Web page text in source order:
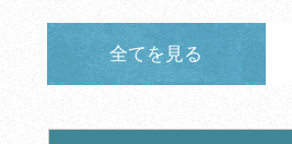
全てを見る